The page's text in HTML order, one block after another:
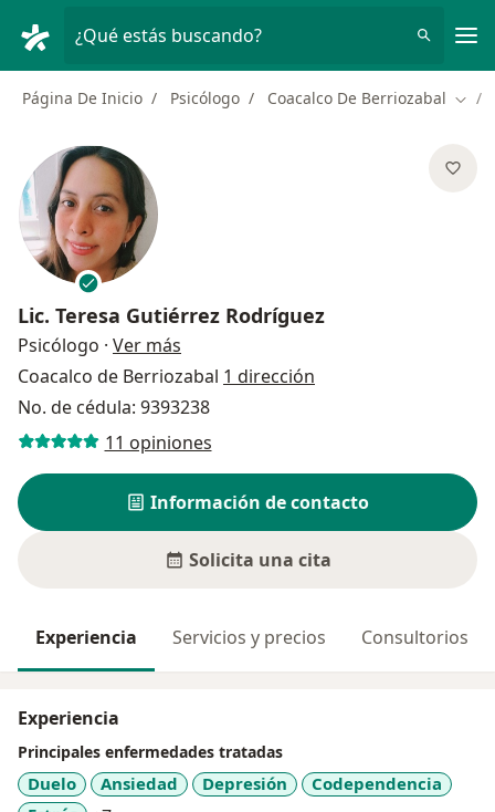
¿Qué estás buscando?
Página De Inicio Psicólogo Coacalco De Berriozabal
Lic. Teresa Gutiérrez Rodríguez
Psicólogo · Ver más
Coacalco de Berriozabal 1 dirección
No. de cédula: 9393238
11 opiniones
Información de contacto
Solicita una cita
Experiencia Servicios y precios Consultorios
Experiencia
Principales enfermedades tratadas
Duelo Ansiedad Depresión
Codependencia